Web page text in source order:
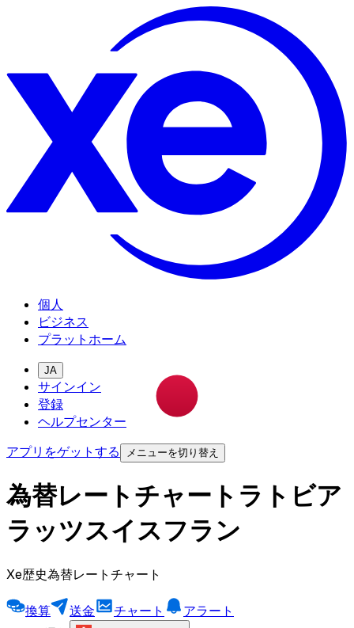
個人
ビジネス
プラットホーム
JA
サインイン
登録
ヘルプセンター
アプリをゲットする
メニューを切り替え
為替レートチャートラトビア
ラッツスイスフラン
Xe歴史為替レートチャート
換算 送金 チャート
アラート